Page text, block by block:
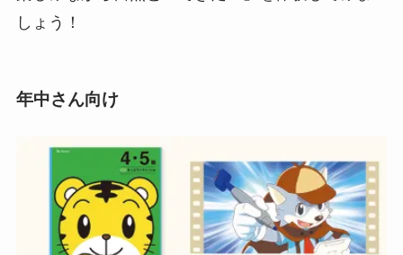
しょう！
年中さん向け